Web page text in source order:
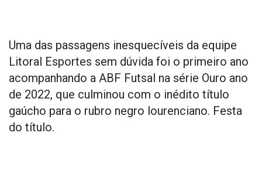
Uma das passagens inesquecíveis da equipe
Litoral Esportes sem dúvida foi o primeiro ano
acompanhando a ABF Futsal na série Ouro ano
de 2022, que culminou com o inédito título
gaúcho para o rubro negro lourenciano. Festa
do título.